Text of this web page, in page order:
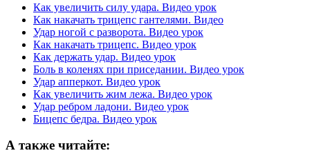
Как увеличить силу удара. Видео урок
Как накачать трицепс гантелями. Видео
Удар ногой с разворота. Видео урок
Как накачать трицепс. Видео урок
Как держать удар. Видео урок
Боль в коленях при приседании. Видео урок
Удар апперкот. Видео урок
Как увеличить жим лежа. Видео урок
Удар ребром ладони. Видео урок
Бицепс бедра. Видео урок
А также читайте: